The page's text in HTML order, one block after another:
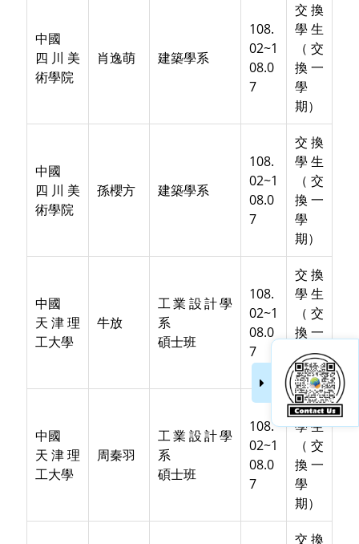
中國
四川美
術學院
肖逸萌 建築學系
108.
02~1
08.0
7
交換
學生
（交
換一
學
期）
中國
四川美
術學院
孫櫻方 建築學系
108.
02~1
08.0
7
交換
學生
（交
換一
學
期）
中國
天津理
工大學
牛放
工業設計學
系
碩士班
108.
02~1
08.0
7
交換
學生
（交
換一
學
期）
中國
天津理
工大學
周秦羽
工業設計學
系
碩士班
108.
02~1
08.0
7
交換
學生
（交
換一
學
期）
交換